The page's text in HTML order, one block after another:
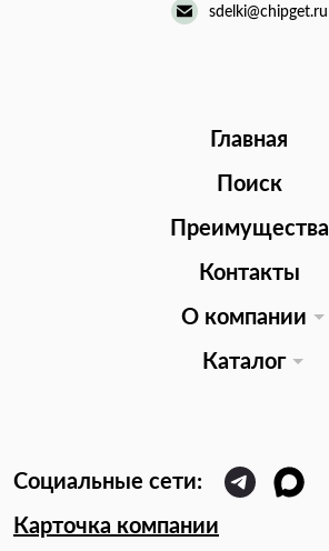
sdelki@chipget.ru
Главная
Поиск
Преимущества
Контакты
О компании
Каталог
Карточка компании